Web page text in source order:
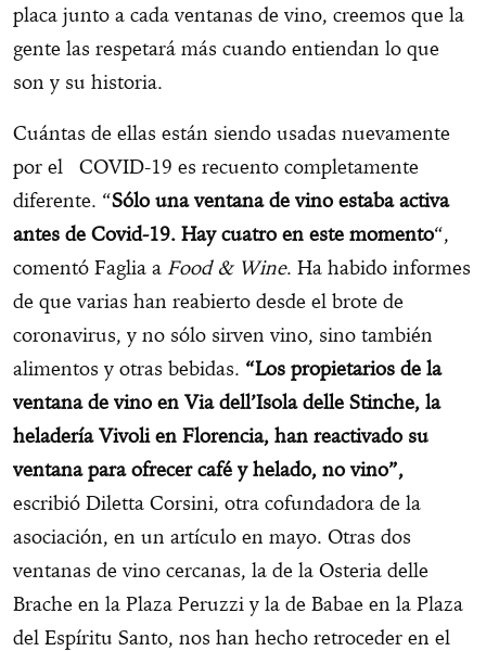
placa junto a cada ventanas de vino, creemos que la
gente las respetará más cuando entiendan lo que
son y su historia.
Cuántas de ellas están siendo usadas nuevamente
por el COVID-19 es recuento completamente
diferente. “Sólo una ventana de vino estaba activa
antes de Covid-19. Hay cuatro en este momento“,
comentó Faglia a Food & Wine. Ha habido informes
de que varias han reabierto desde el brote de
coronavirus, y no sólo sirven vino, sino también
alimentos y otras bebidas. “Los propietarios de la
ventana de vino en Via dell’Isola delle Stinche, la
heladería Vivoli en Florencia, han reactivado su
ventana para ofrecer café y helado, no vino”,
escribió Diletta Corsini, otra cofundadora de la
asociación, en un artículo en mayo. Otras dos
ventanas de vino cercanas, la de la Osteria delle
Brache en la Plaza Peruzzi y la de Babae en la Plaza
del Espíritu Santo, nos han hecho retroceder en el